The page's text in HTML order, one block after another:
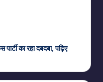
का रहा दबदबा, पढ़िए